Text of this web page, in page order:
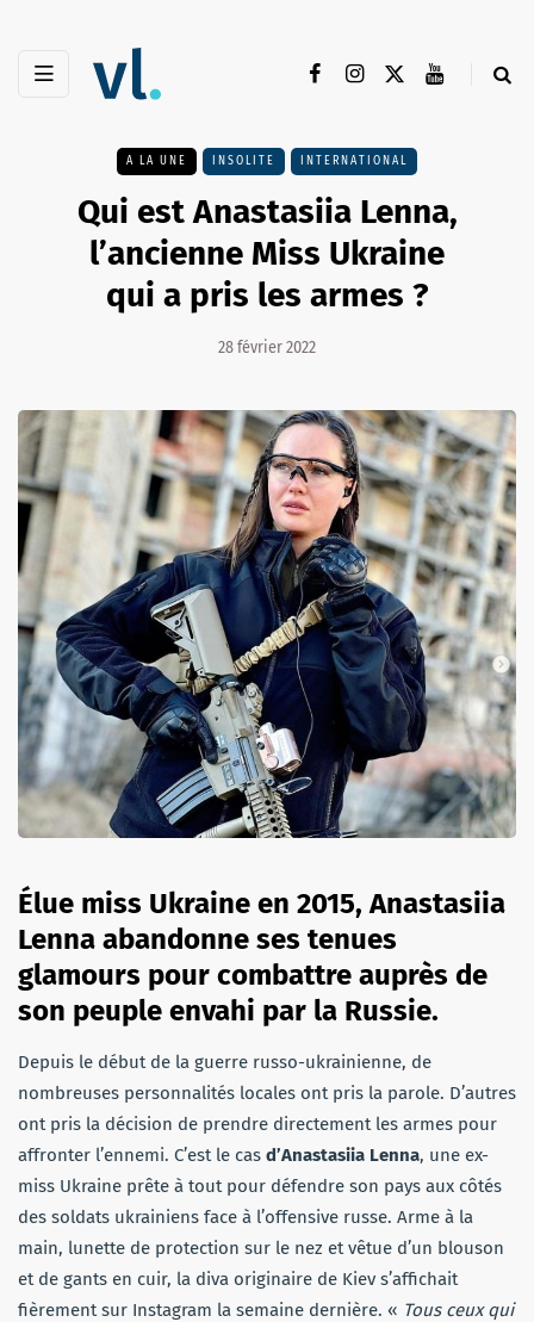
A LA UNE INSOLITE INTERNATIONAL
Qui est Anastasiia Lenna,
l’ancienne Miss Ukraine
qui a pris les armes ?
28 février 2022
Élue miss Ukraine en 2015, Anastasiia
Lenna abandonne ses tenues
glamours pour combattre auprès de
son peuple envahi par la Russie.
Depuis le début de la guerre russo-ukrainienne, de
nombreuses personnalités locales ont pris la parole. D’autres
ont pris la décision de prendre directement les armes pour
affronter l’ennemi. C’est le cas d’Anastasiia Lenna, une ex-
miss Ukraine prête à tout pour défendre son pays aux côtés
des soldats ukrainiens face à l’offensive russe. Arme à la
main, lunette de protection sur le nez et vêtue d’un blouson
et de gants en cuir, la diva originaire de Kiev s’affichait
fièrement sur Instagram la semaine dernière. « Tous ceux qui